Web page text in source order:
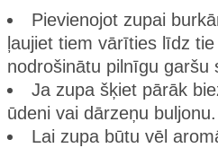
Pievienojot zupai
ļaujiet tiem vārīties līdz
nodrošinātu pilnīgu garšu
Ja zupa šķiet pārāk
ūdeni vai dārzeņu buljonu.
Lai zupa būtu vēl